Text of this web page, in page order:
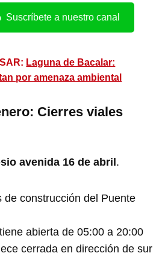
Suscríbete a nuestro canal
Laguna de Bacalar:
por amenaza ambiental
Cierres viales
avenida 16 de abril .
de construcción del Puente
abierta de 05:00 a 20:00
cerrada en dirección de sur